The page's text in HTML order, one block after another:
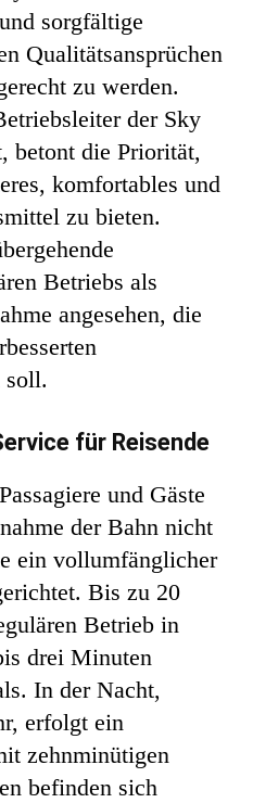
sorgfältige
Qualitätsansprüchen
zu werden.
der Sky
betont die Priorität,
komfortables und
zu bieten.
Betriebs als
angesehen, die
soll.
für Reisende
und Gäste
der Bahn nicht
ein vollumfänglicher
Bis zu 20
Betrieb in
drei Minuten
In der Nacht,
erfolgt ein
zehnminütigen
befinden sich